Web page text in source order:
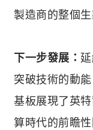
製造商的整個
下一步發展：
突破技術的動
基板展現了英
算時代的前瞻